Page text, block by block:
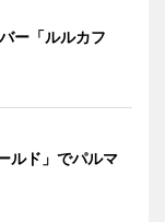
ー「ルルカフ
ルド」でパルマ